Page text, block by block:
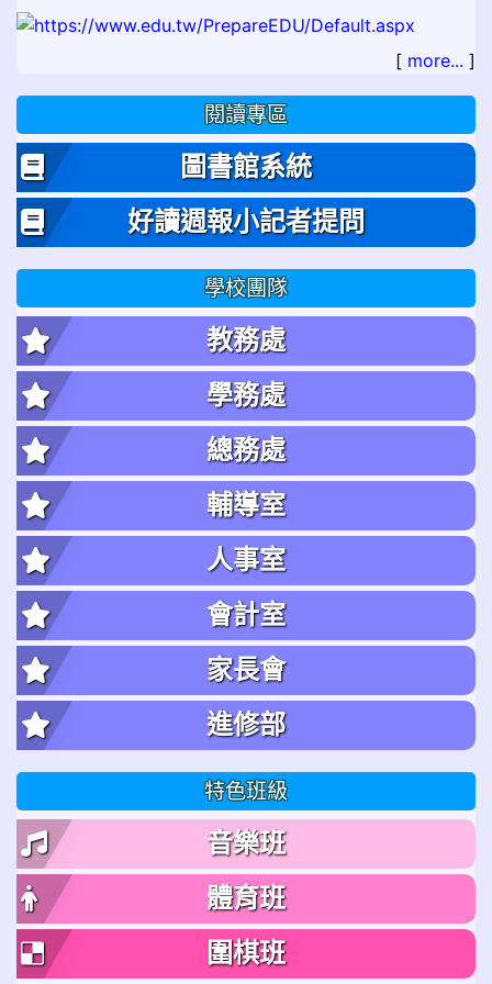
[ more... ]
閱讀專區
圖書館系統
好讀週報小記者提問
學校團隊
教務處
學務處
總務處
輔導室
人事室
會計室
家長會
進修部
特色班級
音樂班
體育班
圍棋班